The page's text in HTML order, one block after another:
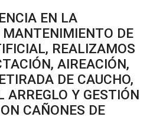
EN LA
MANTENIMIENTO DE
REALIZAMOS
AIREACIÓN,
DE CAUCHO,
ARREGLO Y GESTIÓN
CAÑONES DE